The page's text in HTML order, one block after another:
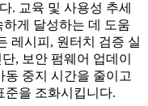
. 교육 및 사용성 추세
게 달성하는 데 도움
레시피, 원터치 검증 실
, 보안 펌웨어 업데이
동 중지 시간을 줄이고
준을 조화시킵니다.